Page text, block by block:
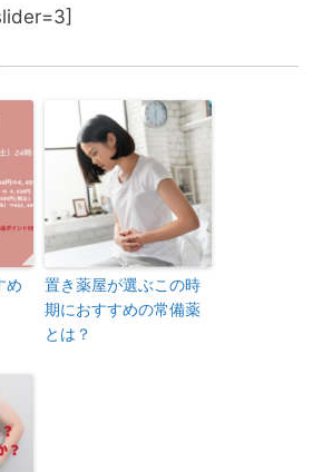
め
置き薬屋が選ぶこの時
期におすすめの常備薬
とは？